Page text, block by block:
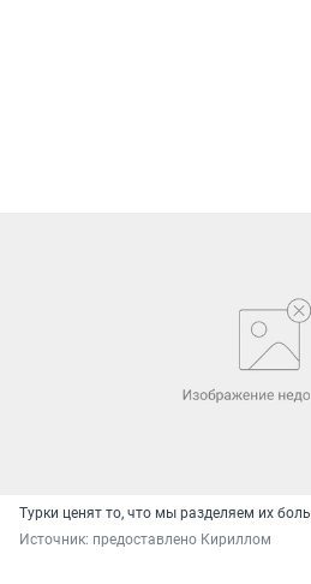
Турки ценят то, что мы разделяем их боль
Источник: предоставлено Кириллом